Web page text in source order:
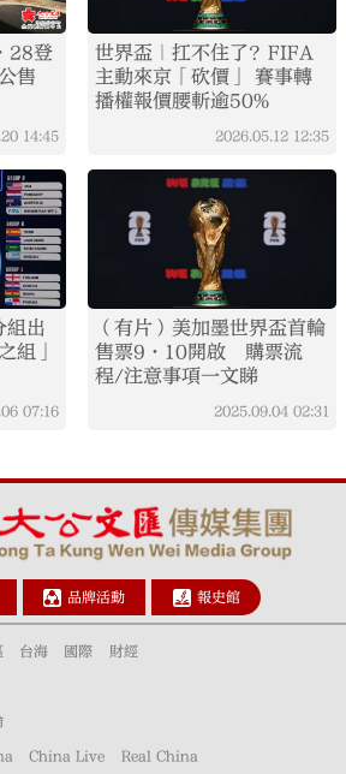
登
售
14:45
世界盃｜扛不住了？FIFA
主動來京「砍價」 賽事轉
播權報價腰斬逾50%
2026.05.12 12:35
組出
組」
07:16
（有片）美加墨世界盃首輪
售票9·10開啟 購票流
程/注意事項一文睇
2025.09.04 02:31
品牌活動 報史館
台海 國際 財經
China Live Real China